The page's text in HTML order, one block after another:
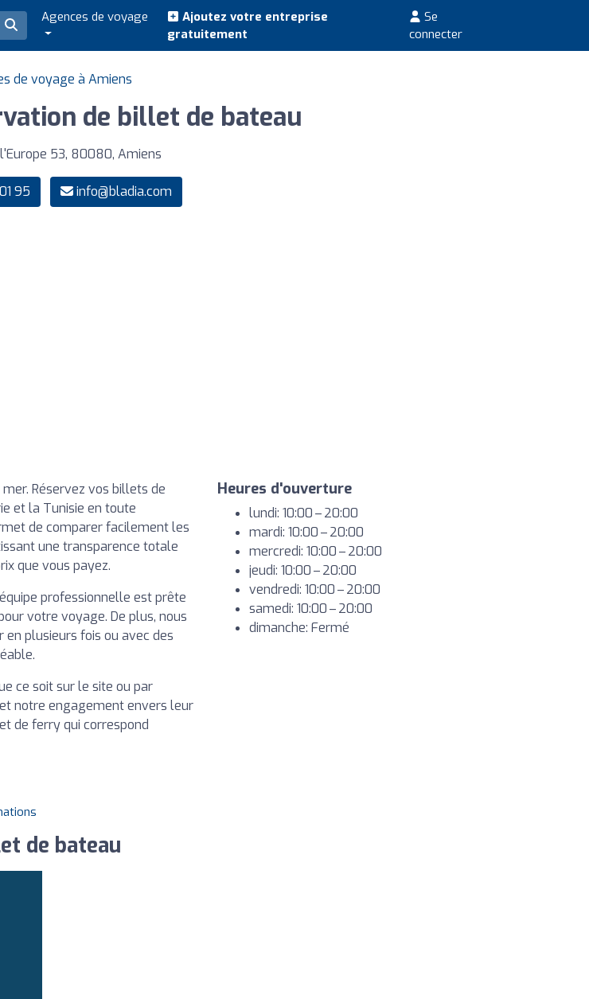
Agences de voyage
Ajoutez votre entreprise
gratuitement
Se
connecter
de voyage à Amiens
de billet de bateau
53, 80080, Amiens
95 info@bladia.com
Réservez vos billets de
et la Tunisie en toute
de comparer facilement les
une transparence totale
que vous payez.
professionnelle est prête
votre voyage. De plus, nous
plusieurs fois ou avec des
ce soit sur le site ou par
notre engagement envers leur
de ferry qui correspond
Heures d'ouverture
lundi: 10:00 – 20:00
mardi: 10:00 – 20:00
mercredi: 10:00 – 20:00
jeudi: 10:00 – 20:00
vendredi: 10:00 – 20:00
samedi: 10:00 – 20:00
dimanche: Fermé
de bateau